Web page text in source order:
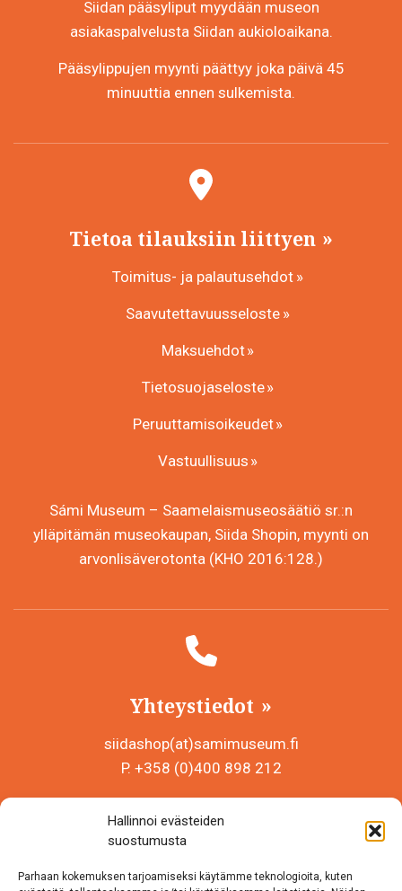
Hallinnoi evästeiden
suostumusta
Parhaan kokemuksen tarjoamiseksi käytämme teknologioita, kuten
Siidan pääsyliput myydään museon
asiakaspalvelusta Siidan aukioloaikana.
Pääsylippujen myynti päättyy joka päivä 45
minuuttia ennen sulkemista.
Tietoa tilauksiin liittyen
Toimitus- ja palautusehdot
Saavutettavuusseloste
Maksuehdot
Tietosuojaseloste
Peruuttamisoikeudet
Vastuullisuus
Sámi Museum – Saamelaismuseosäätiö sr.:n
ylläpitämän museokaupan, Siida Shopin, myynti on
arvonlisäverotonta (KHO 2016:128.)
Yhteystiedot
siidashop(at)samimuseum.fi
P. +358 (0)400 898 212
Y-tunnus 0625907-2